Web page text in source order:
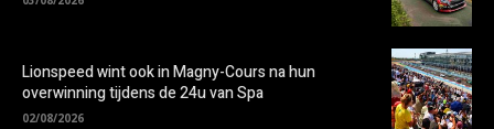
Lionspeed wint ook in Magny-Cours na hun
overwinning tijdens de 24u van Spa
02/08/2026